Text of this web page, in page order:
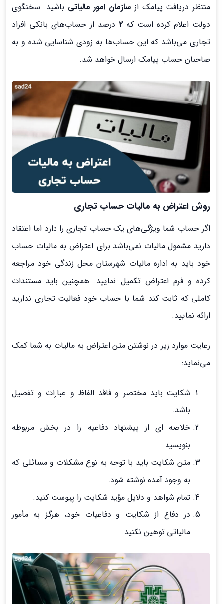
منتظر دریافت پیامک از سازمان امور مالیاتی باشید. سخنگوی
دولت اعلام کرده است که 2 درصد از حساب‌های بانکی افراد
تجاری می‌باشد که این حساب‌ها به زودی شناسایی شده و به
صاحبان حساب پیامک ارسال خواهد شد.
روش اعتراض به مالیات حساب تجاری
اگر حساب شما ویژگی‌های یک حساب تجاری را دارد اما اعتقاد
دارید مشمول مالیات نمی‌باشد برای اعتراض به مالیات حساب
خود باید به اداره مالیات شهرستان محل زندگی خود مراجعه
کرده و فرم اعتراض تکمیل نمایید. همچنین باید مستندات
کاملی که ثابت کند شما با حساب خود فعالیت تجاری ندارید
ارائه نمایید.
رعایت موارد زیر در نوشتن متن اعتراض به مالیات به شما کمک
می‌نماید:
شکایت باید مختصر و فاقد الفاظ و عبارات و تفصیل
باشد.
خلاصه ای از پیشنهاد دفاعیه را در بخش مربوطه
بنویسید.
متن شکایت باید با توجه به نوع مشکلات و مسائلی که
به وجود آمده نوشته شود.
تمام شواهد و دلایل مؤید شکایت را پیوست کنید.
در دفاع از شکایت و دفاعیات خود، هرگز به مأمور
مالیاتی توهین نکنید.